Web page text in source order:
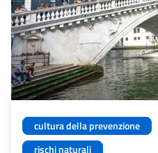
cultura della prevenzione
rischi naturali